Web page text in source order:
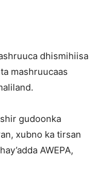
dhismihiisa
mashruucaas
gudoonka
xubno ka tirsan
AWEPA,